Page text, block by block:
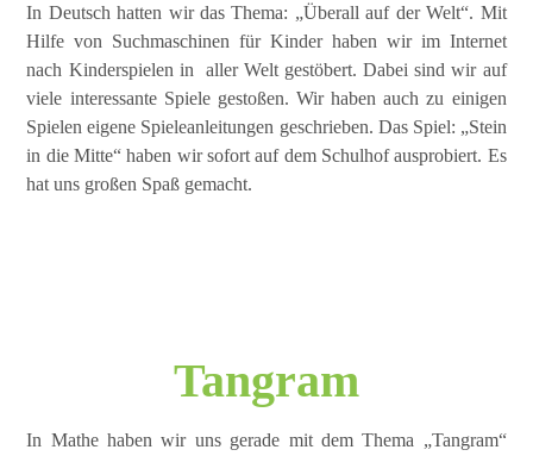
In Deutsch hatten wir das Thema: „Überall auf der Welt“. Mit
Hilfe von Suchmaschinen für Kinder haben wir im Internet
nach Kinderspielen in aller Welt gestöbert. Dabei sind wir auf
viele interessante Spiele gestoßen. Wir haben auch zu einigen
Spielen eigene Spieleanleitungen geschrieben. Das Spiel: „Stein
in die Mitte“ haben wir sofort auf dem Schulhof ausprobiert. Es
hat uns großen Spaß gemacht.
Tangram
In Mathe haben wir uns gerade mit dem Thema „Tangram“